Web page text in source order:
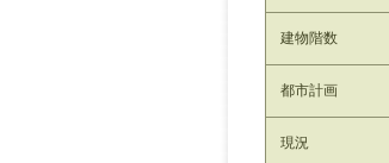
建物階数
都市計画
現況